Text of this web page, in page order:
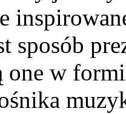
sposób
one w